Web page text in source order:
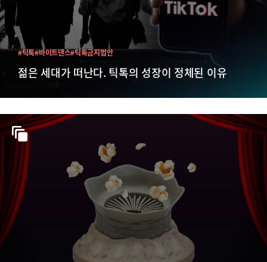
젊은 세대가 떠난다. 틱톡의 성장이 정체된 이유
#틱톡#바이트댄스#틱톡금지법안